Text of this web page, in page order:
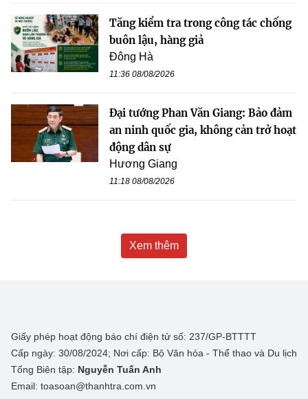
Tăng kiểm tra trong công tác chống
buôn lậu, hàng giả
Đông Hà
11:36 08/08/2026
Đại tướng Phan Văn Giang: Bảo đảm
an ninh quốc gia, không cản trở hoạt
động dân sự
Hương Giang
11:18 08/08/2026
Xem thêm
Giấy phép hoạt động báo chí điện tử số: 237/GP-BTTTT
Cấp ngày: 30/08/2024; Nơi cấp: Bộ Văn hóa - Thể thao và Du lịch
Tổng Biên tập: Nguyễn Tuấn Anh
Email: toasoan@thanhtra.com.vn